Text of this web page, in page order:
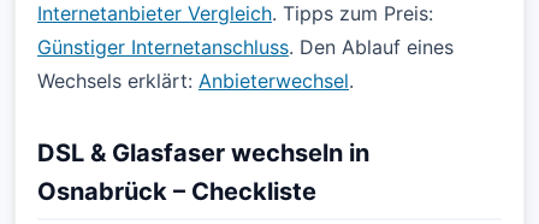
Internetanbieter Vergleich. Tipps zum Preis:
Günstiger Internetanschluss. Den Ablauf eines
Wechsels erklärt: Anbieterwechsel.
DSL & Glasfaser wechseln in
Osnabrück – Checkliste